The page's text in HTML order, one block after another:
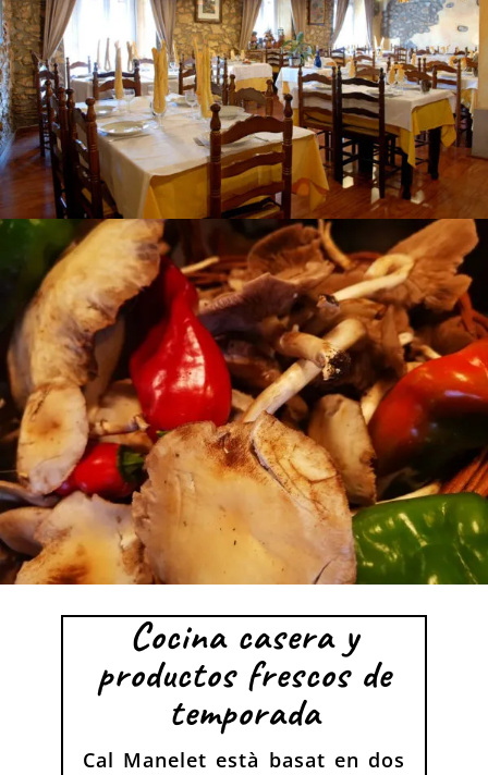
Cocina casera y
productos frescos de
temporada
Cal Manelet està basat en dos